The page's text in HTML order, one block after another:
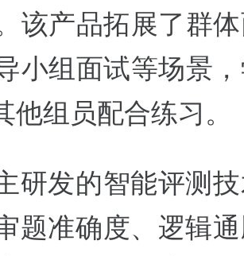
该产品拓展了群
小组面试等场景
组员配合练习。
研发的智能评测
题准确度、逻辑通